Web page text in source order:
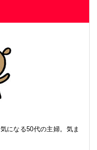
になる50代の主婦。気ま